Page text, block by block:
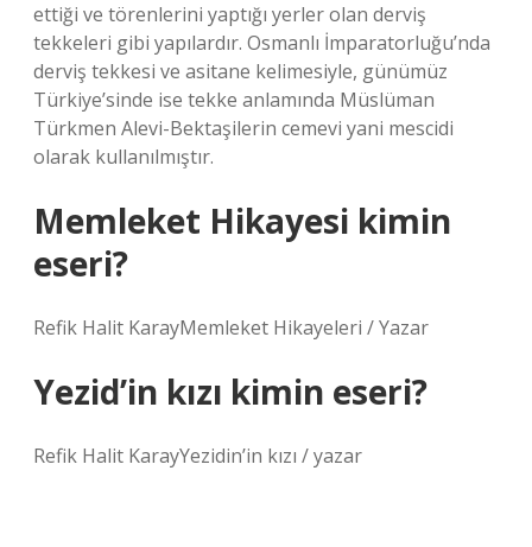
ettiği ve törenlerini yaptığı yerler olan derviş
tekkeleri gibi yapılardır. Osmanlı İmparatorluğu’nda
derviş tekkesi ve asitane kelimesiyle, günümüz
Türkiye’sinde ise tekke anlamında Müslüman
Türkmen Alevi-Bektaşilerin cemevi yani mescidi
olarak kullanılmıştır.
Memleket Hikayesi kimin
eseri?
Refik Halit KarayMemleket Hikayeleri / Yazar
Yezid’in kızı kimin eseri?
Refik Halit KarayYezidin’in kızı / yazar